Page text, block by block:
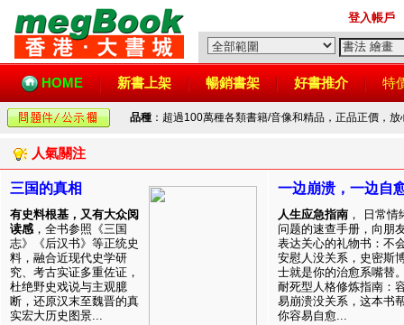
登入帳戶
HOME 新書上架 暢銷書架 好書推介 特
品種 ：超過100萬種各類書籍/音像和精品，正品正價，
人氣關注
三国的真相
有史料根基，又有大众阅
读感 ，全书参照《三国
志》《后汉书》等正统史
料，融合近现代史学研
究、考古实证多重佐证，
杜绝野史戏说与主观臆
断，还原汉末至魏晋的真
实宏大历史图景...
一边崩溃，一边自
人生应急指南 ， 日常情
问题的速查手册，向朋
表达关心的礼物书：不
安慰人没关系，史密斯
士就是你的治愈系嘴替
耐死型人格修炼指南：
易崩溃没关系，这本书
你容易自愈...